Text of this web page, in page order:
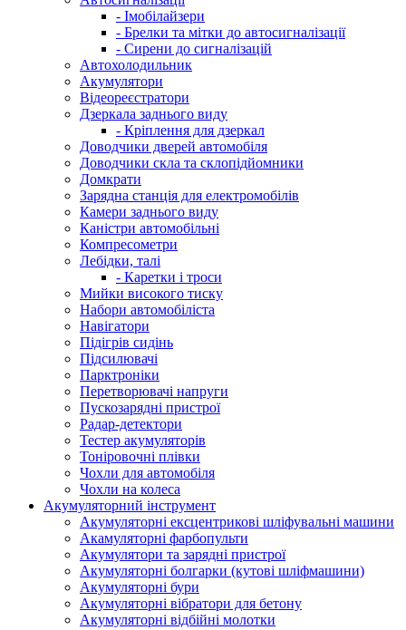
- Імобілайзери
- Брелки та мітки до автосигналізації
- Сирени до сигналізацій
Автохолодильник
Акумулятори
Відеореєстратори
Дзеркала заднього виду
- Кріплення для дзеркал
Доводчики дверей автомобіля
Доводчики скла та склопідйомники
Домкрати
Зарядна станція для електромобілів
Камери заднього виду
Каністри автомобільні
Компресометри
Лебідки, талі
- Каретки і троси
Мийки високого тиску
Набори автомобіліста
Навігатори
Підігрів сидінь
Підсилювачі
Парктроніки
Перетворювачі напруги
Пускозарядні пристрої
Радар-детектори
Тестер акумуляторів
Тоніровочні плівки
Чохли для автомобіля
Чохли на колеса
Акумуляторний інструмент
Акумуляторні ексцентрикові шліфувальні машини
Акамуляторні фарбопульти
Акумулятори та зарядні пристрої
Акумуляторні болгарки (кутові шліфмашини)
Акумуляторні бури
Акумуляторні вібратори для бетону
Акумуляторні відбійні молотки